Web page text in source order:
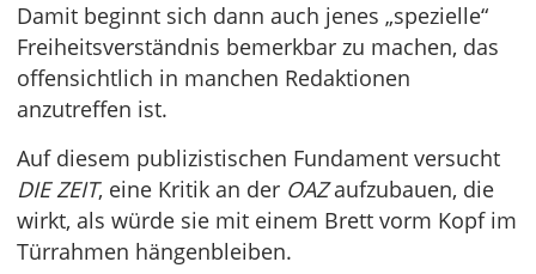
Damit beginnt sich dann auch jenes „spezielle“
Freiheitsverständnis bemerkbar zu machen, das
offensichtlich in manchen Redaktionen
anzutreffen ist.
Auf diesem publizistischen Fundament versucht
DIE ZEIT, eine Kritik an der OAZaufzubauen, die
wirkt, als würde sie mit einem Brett vorm Kopf im
Türrahmen hängenbleiben.